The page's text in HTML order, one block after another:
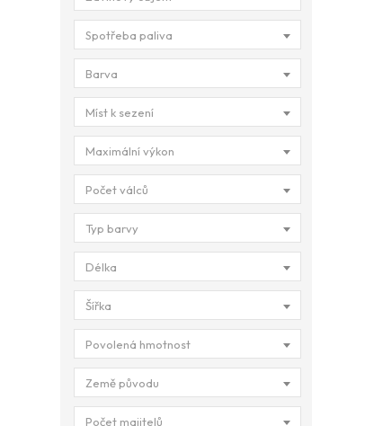
Spotřeba paliva
Barva
Míst k sezení
Maximální výkon
Počet válců
Typ barvy
Délka
Šířka
Povolená hmotnost
Země původu
Počet majitelů